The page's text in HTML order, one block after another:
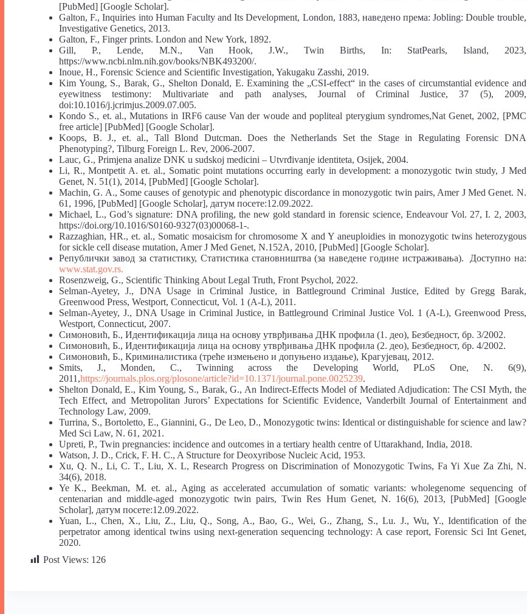
[PubMed] [Google Scholar].
Galton, F., Inquiries into Human Faculty and Its Development, London, 1883, наведено према: Jobling: Double trouble,
Investigative Genetics, 2013.
Galton, F., Finger prints. London and New York, 1892.
Gill, P., Lende, M.N., Van Hook, J.W., Twin Births, In: StatPearls, Island, 2023,
https://www.ncbi.nlm.nih.gov/books/NBK493200/.
Inoue, H., Forensic Science and Scientific Investigation, Yakugaku Zasshi, 2019.
Kim Young, S., Barak, G., Shelton Donald, E. Examining the „CSI-effect“ in the cases of circumstantial evidence and
eyewitness testimony: Multivariate and path analyses, Journal of Criminal Justice, 37 (5), 2009,
doi:10.1016/j.jcrimjus.2009.07.005.
Kondo S., et. al., Mutations in IRF6 cause Van der woude and popliteal pterygium syndromes,Nat Genet, 2002, [PMC
free article] [PubMed] [Google Scholar].
Koops, B. J., et. al., Tall Blond Dutcman. Does the Netherlands Set the Stage in Regulating Forensic DNA
Phenotyping?, Tilburg Foreign L. Rev, 2006-2007.
Lauc, G., Primjena analize DNK u sudskoj medicini – Utvrđivanje identiteta, Osijek, 2004.
Li, R., Montpetit A. et. al., Somatic point mutations occurring early in development: a monozygotic twin study, J Med
Genet, N. 51(1), 2014, [PubMed] [Google Scholar].
Machin, G. A., Some causes of genotypic and phenotypic discordance in monozygotic twin pairs, Amer J Med Genet. N.
61, 1996, [PubMed] [Google Scholar], датум посете:12.09.2022.
Michael, L., God’s signature: DNA profiling, the new gold standard in forensic science, Endeavour Vol. 27, I. 2, 2003,
https://doi.org/10.1016/S0160-9327(03)00068-1-.
Razzaghian, HR., et. al., Somatic mosaicism for chromosome X and Y aneuploidies in monozygotic twins heterozygous
for sickle cell disease mutation, Amer J Med Genet, N.152A, 2010, [PubMed] [Google Scholar].
Републички завод за статистику, Статистика становништва (за наведене године истраживања). Доступно на:
www.stat.gov.rs.
Rosenzweig, G., Scientific Thinking About Legal Truth, Front Psychol, 2022.
Selman-Ayetey, Ј., DNA Usage in Criminal Justice, in Battleground Criminal Justice, Edited by Gregg Barak,
Greenwood Press, Westport, Connecticut, Vol. 1 (A-L), 2011.
Selman-Ayetey, Ј., DNA Usage in Criminal Justice, in Battleground Criminal Justice Vol. 1 (A-L), Greenwood Press,
Westport, Connecticut, 2007.
Симоновић, Б., Идентификација лица на основу утврђивања ДНК профила (1. део), Безбедност, бр. 3/2002.
Симоновић, Б., Идентификација лица на основу утврђивања ДНК профила (2. део), Безбедност, бр. 4/2002.
Симоновић, Б., Криминалистика (треће измењено и допуњено издање), Крагујевaц, 2012.
Smits, J., Monden, C., Twinning across the Developing World, PLoS One, N. 6(9),
2011,https://journals.plos.org/plosone/article?id=10.1371/journal.pone.0025239.
Shelton Donald, E., Kim Young, S., Barak, G., An Indirect-Effects Model of Mediated Adjudication: The CSI Myth, the
Tech Effect, and Metropolitan Jurors’ Expectations for Scientific Evidence, Vanderbilt Journal of Entertainment and
Technology Law, 2009.
Turrina, S., Bortoletto, E., Giannini, G., De Leo, D., Monozygotic twins: Identical or distinguishable for science and law?
Med Sci Law, N. 61, 2021.
Upreti, P., Twin pregnancies: incidence and outcomes in a tertiary health centre of Uttarakhand, India, 2018.
Watson, J. D., Crick, F. H. C., A Structure for Deoxyribose Nucleic Acid, 1953.
Xu, Q. N., Li, C. T., Liu, X. L, Research Progress on Discrimination of Monozygotic Twins, Fa Yi Xue Za Zhi, N.
34(6), 2018.
Ye K., Beekman, M. et. al., Aging as accelerated accumulation of somatic variants: wholegenome sequencing of
centenarian and middle-aged monozygotic twin pairs, Twin Res Hum Genet, N. 16(6), 2013, [PubMed] [Google
Scholar], датум посете:12.09.2022.
Yuan, L., Chen, X., Liu, Z., Liu, Q., Song, A., Bao, G., Wei, G., Zhang, S., Lu. J., Wu, Y., Identification of the
perpetrator among identical twins using next-generation sequencing technology: A case report, Forensic Sci Int Genet,
2020.
Post Views: 126